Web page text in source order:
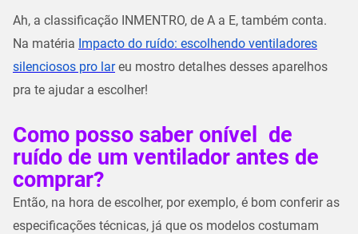
Ah, a classificação INMENTRO, de A a E, também conta.
Na matéria Impacto do ruído: escolhendo ventiladores
silenciosos pro lareu mostro detalhes desses aparelhos
pra te ajudar a escolher!
Como posso saber onível
de
ruído de um ventilador antes de
comprar?
Então, na hora de escolher, por exemplo, é bom conferir as
especificações técnicas, já que os modelos costumam